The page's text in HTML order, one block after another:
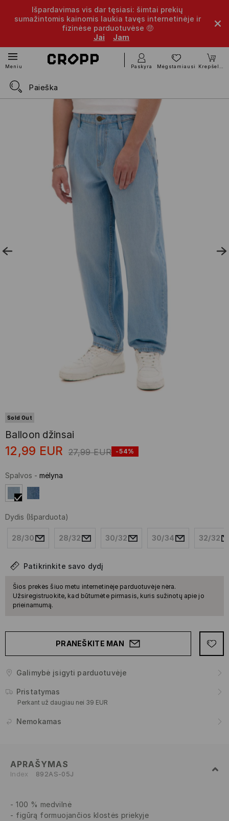
Išpardavimas vis dar tęsiasi: šimtai prekių
sumažintomis kainomis laukia tavęs internetinėje ir
fizinėse parduotuvėse 🤑
Jai
Jam
Meniu Paskyra Mėgstamiausi Krepšelis
Sold Out
Balloon džinsai
12,99 EUR 27,99 EUR -54%
Spalvos - mėlyna
Dydis (Išparduota)
28/30 28/32 30/32 30/34 32/32
Patikrinkite savo dydį
Šios prekės šiuo metu internetinėje parduotuvėje nėra.
Užsiregistruokite, kad būtumėte pirmasis, kuris sužinotų apie jo
prieinamumą.
PRANEŠKITE MAN
Galimybė įsigyti parduotuvėje
Pristatymas
Perkant už daugiau nei 39 EUR
Nemokamas
APRAŠYMAS
Index 892AS-05J
100 % medvilnė
figūrą formuojančios klostės priekyje